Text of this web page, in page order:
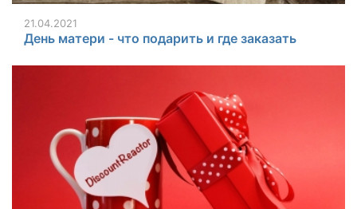
21.04.2021
День матери - что подарить и где заказать